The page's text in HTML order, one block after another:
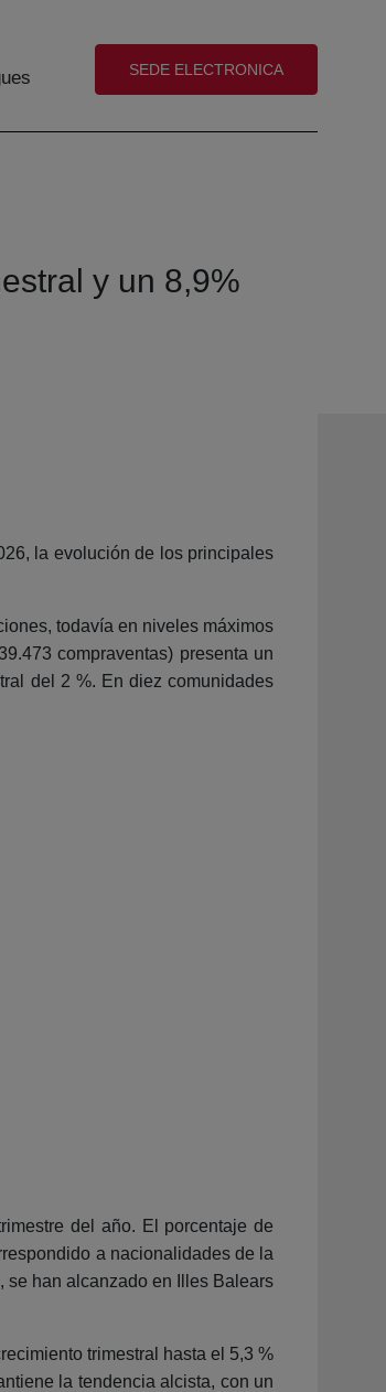
(abre en nueva ventana)
SEDE ELECTRONICA
y un 8,9%
la evolución de los principales
todavía en niveles máximos
compraventas) presenta un
del 2 %. En diez comunidades
del año. El porcentaje de
a nacionalidades de la
se han alcanzado en Illes Balears
trimestral hasta el 5,3 %
la tendencia alcista, con un